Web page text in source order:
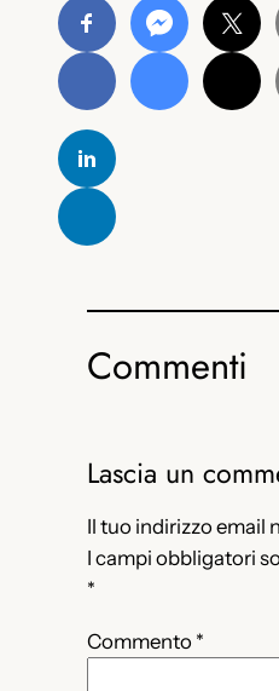
Commenti
Lascia un
Il tuo indirizzo email
I campi obbligatori
*
Commento *